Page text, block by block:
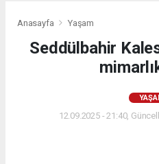
Anasayfa Yaşam
Seddülbahir
12.09.2025 - 21:40,